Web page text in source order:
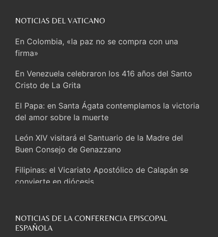
NOTICIAS DEL VATICANO
En Colombia, «la paz no se compra con una
firma»
En Venezuela celebraron los 416 años del Santo
Cristo de La Grita
El Papa: en Santa Ágata contemplamos la victoria
del amor sobre la muerte
León XIV visitará el Santuario de la Madre del
Buen Consejo de Genazzano
Filipinas: el Vicariato Apostólico de Calapán se
convierte en diócesis
olvidada
NOTICIAS DE LA CONFERENCIA EPISCOPAL
ESPAÑOLA